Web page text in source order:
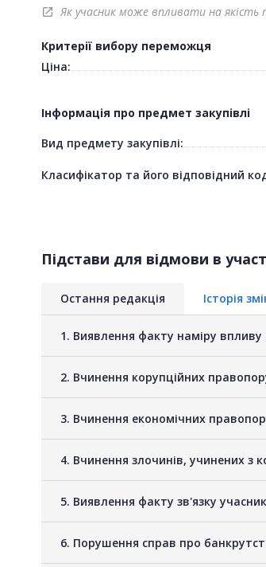
open_in_new Як учасник може впливати на якість
Критерії вибору переможця
Ціна:
Інформація про предмет закупівлі
Вид предмету закупівлі:
Класифікатор та його відповідний
Підстави для відмови в
Остання редакція Історія
1. Виявлення факту наміру
2. Вчинення корупційних
3. Вчинення економічних
4. Вчинення злочинів, учинених з
5. Виявлення факту зв'язку
6. Порушення справ про